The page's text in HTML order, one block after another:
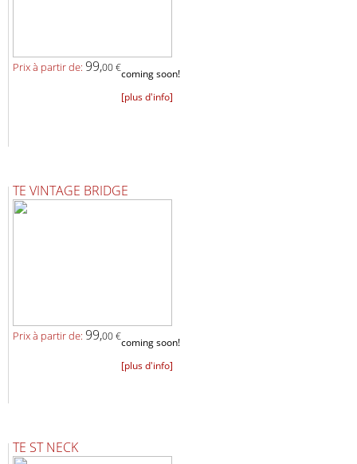
Prix ​​à partir de: 99,00 €coming soon!
[plus d'info]
TE VINTAGE BRIDGE
Prix ​​à partir de: 99,00 €coming soon!
[plus d'info]
TE ST NECK